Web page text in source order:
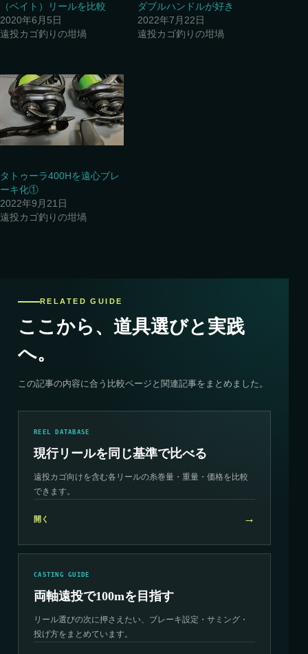
（ベイト）リールを比較
2020年6月5日
遠投カゴ釣りの坩堝
ダブルハンドルが好き
2022年7月22日
遠投カゴ釣りの坩堝
タトゥーラ400Hを遠心ブレ
ーキ化①
2022年9月21日
遠投カゴ釣りの坩堝
RELATED GUIDE
ここから、道具選びと実践
へ。
この記事の内容に合う比較ページと関連記事をまとめました。
REEL DATABASE
現行リールを同じ基準で比べる
遠投カゴ向けを含む各リールの糸巻量・重量・価格を比較
できます。
開く →
CASTING GUIDE
両軸遠投で100mを目指す
リール選びの次に押さえたい、ブレーキ設定・サミング・
投げ方をまとめています。